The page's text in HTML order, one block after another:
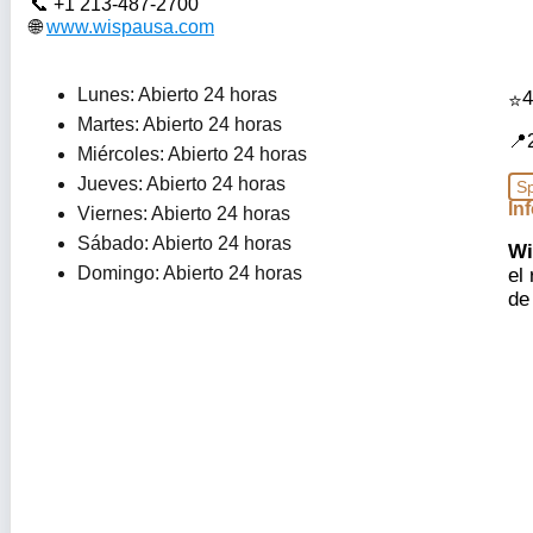
www.wispausa.com
Lunes: Abierto 24 horas
Martes: Abierto 24 horas
Miércoles: Abierto 24 horas
Jueves: Abierto 24 horas
Viernes: Abierto 24 horas
Sábado: Abierto 24 horas
Domingo: Abierto 24 horas
el